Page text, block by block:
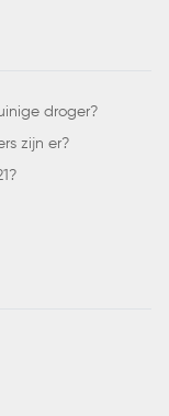
droger?
zijn er?